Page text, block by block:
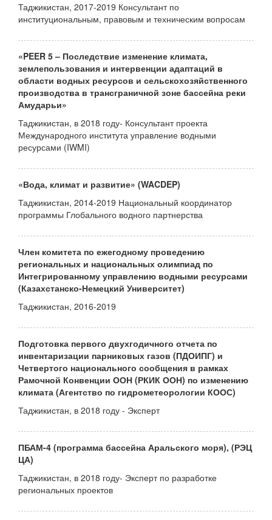
Таджикистан, 2017-2019 Консультант по
институциональным, правовым и техническим вопросам
«PEER 5 – Последствие изменение климата,
землепользования и интервенции адаптаций в
области водных ресурсов и сельскохозяйственного
производства в трансграничной зоне бассейна реки
Амударьи»
Таджикистан, в 2018 году- Консультант проекта
Международного института управление водными
ресурсами (IWMI)
«Вода, климат и развитие» (WACDEP)
Таджикистан, 2014-2019 Национальный координатор
программы Глобального водного партнерства
Член комитета по ежегодному проведению
региональных и национальных олимпиад по
Интегрированному управлению водными ресурсами
(Казахстанско-Немецкий Университет)
Таджикистан, 2016-2019
Подготовка первого двухгодичного отчета по
инвентаризации парниковых газов (ПДОИПГ) и
Четвертого национального сообщения в рамках
Рамочной Конвенции ООН (РКИК ООН) по изменению
климата (Агентство по гидрометеорологии КООС)
Таджикистан, в 2018 году - Эксперт
ПБАМ-4 (программа бассейна Аральского моря), (РЭЦ
ЦА)
Таджикистан, в 2018 году- Эксперт по разработке
региональных проектов